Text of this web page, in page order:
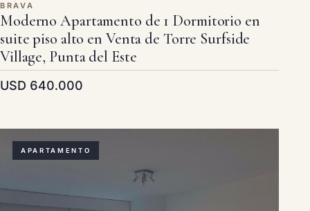
BRAVA
Moderno Apartamento de 1 Dormitorio en
suite piso alto en Venta de Torre Surfside
Village, Punta del Este
USD 640.000
APARTAMENTO